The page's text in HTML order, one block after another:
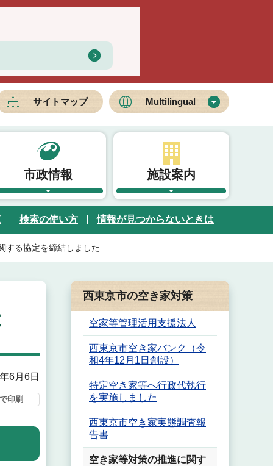
サイトマップ Multilingual
市政情報 施設案内
検索の使い方 情報が見つからないときは
する協定を締結しました
6月6日
印刷
西東京市の空き家対策
空家等管理活用支援法人
西東京市空き家バンク（令
和4年12月1日創設）
特定空き家等へ行政代執行
を実施しました
西東京市空き家実態調査報
告書
空き家等対策の推進に関す